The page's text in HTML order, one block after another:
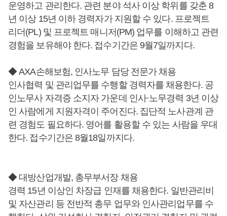
운영하고 관리한다. 관련 분야 석사 이상 학위를 갖춘 8
년 이상 15년 이하 경력자가 지원할 수 있다. 프로젝트
리더(PL) 및 프로젝트 매니저(PM) 업무를 이해하고 관련
경험을 보유해야 한다. 접수기간은 9월7일까지다.
◆ AXA손해보험, 인사노무 담당 전문가 채용
인사협력 및 관리업무를 수행할 경력자를 채용한다. 공
인노무사 자격증 소지자 가운데 인사·노무경력 3년 이상
인 사람에게 지원자격이 주어진다. 집단적 노사관계 관
련 경험도 필요하다. 영어를 활용할 수 있는 사람을 우대
한다. 접수기간은 8월18일까지다.
◆ 대방산업개발, 총무부서장 채용
경력 15년 이상인 차장급 인재를 채용한다. 일반관리비
및 자산관리 등 전반적 총무 업무와 인사관리업무를 수